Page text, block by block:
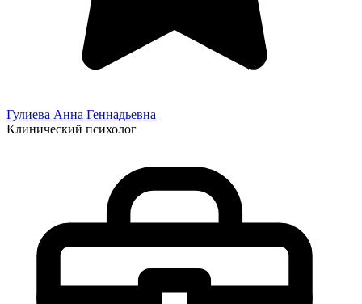
Гулиева Анна Геннадьевна
Клинический психолог